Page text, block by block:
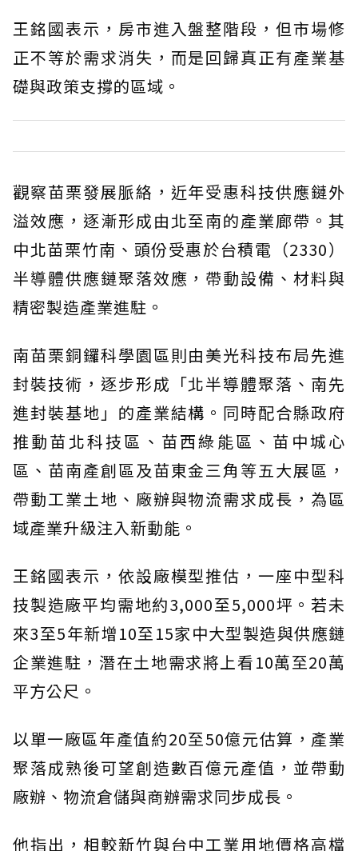
王銘國表示，房市進入盤整階段，但市場修
正不等於需求消失，而是回歸真正有產業基
礎與政策支撐的區域。
觀察苗栗發展脈絡，近年受惠科技供應鏈外
溢效應，逐漸形成由北至南的產業廊帶。其
中北苗栗竹南、頭份受惠於台積電（2330）
半導體供應鏈聚落效應，帶動設備、材料與
精密製造產業進駐。
南苗栗銅鑼科學園區則由美光科技布局先進
封裝技術，逐步形成「北半導體聚落、南先
進封裝基地」的產業結構。同時配合縣政府
推動苗北科技區、苗西綠能區、苗中城心
區、苗南產創區及苗東金三角等五大展區，
帶動工業土地、廠辦與物流需求成長，為區
域產業升級注入新動能。
王銘國表示，依設廠模型推估，一座中型科
技製造廠平均需地約3,000至5,000坪。若未
來3至5年新增10至15家中大型製造與供應鏈
企業進駐，潛在土地需求將上看10萬至20萬
平方公尺。
以單一廠區年產值約20至50億元估算，產業
聚落成熟後可望創造數百億元產值，並帶動
廠辦、物流倉儲與商辦需求同步成長。
他指出，相較新竹與台中工業用地價格高檔